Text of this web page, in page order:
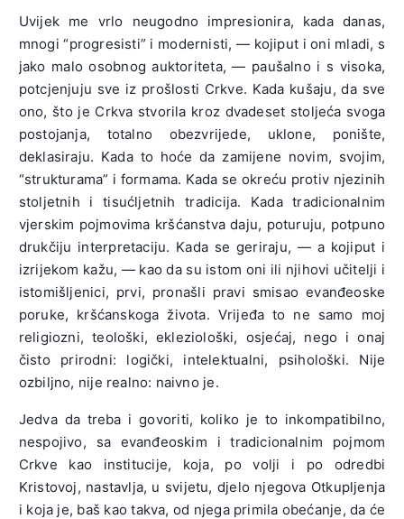
Uvijek me vrlo neugodno impresionira, kada danas,
mnogi “progresisti” i modernisti, — kojiput i oni mladi, s
jako malo osobnog auktoriteta, — paušalno i s visoka,
potcjenjuju sve iz prošlosti Crkve. Kada kušaju, da sve
ono, što je Crkva stvorila kroz dvadeset stoljeća svoga
postojanja, totalno obezvrijede, uklone, ponište,
deklasiraju. Kada to hoće da zamijene novim, svojim,
“strukturama” i formama. Kada se okreću protiv njezinih
stoljetnih i tisućljetnih tradicija. Kada tradicionalnim
vjerskim pojmovima kršćanstva daju, poturuju, potpuno
drukčiju interpretaciju. Kada se geriraju, — a kojiput i
izrijekom kažu, — kao da su istom oni ili njihovi učitelji i
istomišljenici, prvi, pronašli pravi smisao evanđeoske
poruke, kršćanskoga života. Vrijeđa to ne samo moj
religiozni, teološki, ekleziološki, osjećaj, nego i onaj
čisto prirodni: logički, intelektualni, psihološki. Nije
ozbiljno, nije realno: naivno je.
Jedva da treba i govoriti, koliko je to inkompatibilno,
nespojivo, sa evanđeoskim i tradicionalnim pojmom
Crkve kao institucije, koja, po volji i po odredbi
Kristovoj, nastavlja, u svijetu, djelo njegova Otkupljenja
i koja je, baš kao takva, od njega primila obećanje, da će